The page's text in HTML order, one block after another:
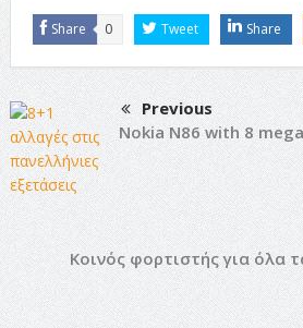
Share 0 Tweet Share
Previous
Nokia N86 with 8
Κοινός φορτιστής για όλα